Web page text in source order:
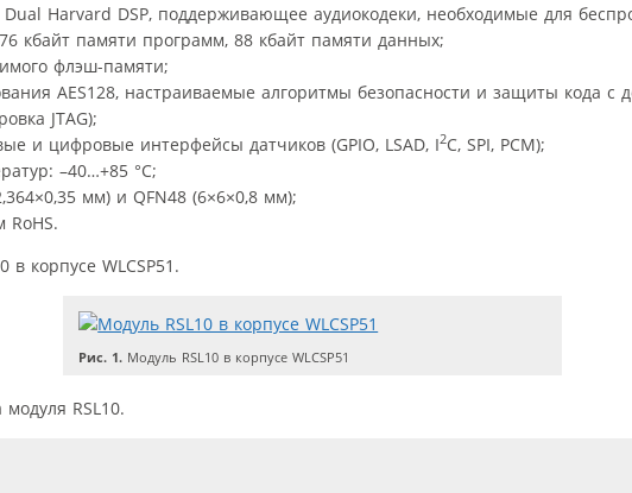
​​Dual Harvard DSP, поддерживающее аудиокодеки, необходимые для
кбайт памяти программ, 88 кбайт памяти данных;
флэш-памяти;
AES128, настраиваемые алгоритмы безопасности и защиты кода с
JTAG);
и цифровые интерфейсы датчиков (GPIO, LSAD, I2C, SPI, PCM);
–40…+85 °C;
мм) и QFN48 (6×6×0,8 мм);
RoHS.
в корпусе WLCSP51.
Рис. 1. Модуль RSL10 в корпусе WLCSP51
RSL10.